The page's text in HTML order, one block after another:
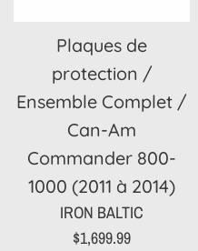
Plaques de
protection /
Ensemble Complet /
Can-Am
Commander 800-
1000 (2011 à 2014)
IRON BALTIC
Prix
$1,699.99